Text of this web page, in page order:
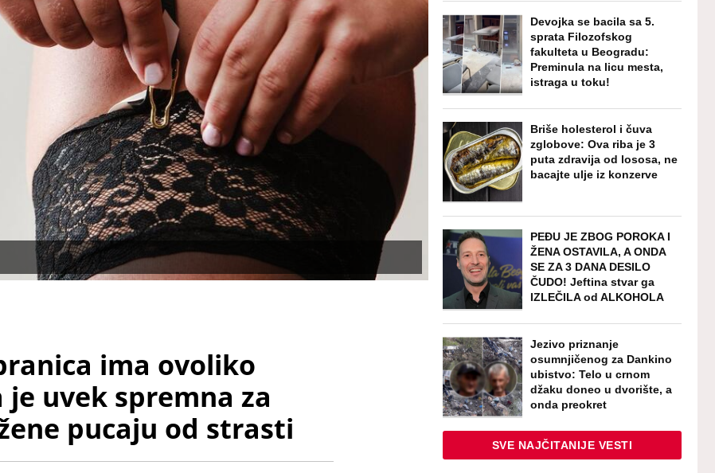
ima ovoliko
uvek spremna za
pucaju od strasti
Devojka se bacila sa 5.
sprata Filozofskog
fakulteta u Beogradu:
Preminula na licu mesta,
istraga u toku!
Briše holesterol i čuva
zglobove: Ova riba je 3
puta zdravija od lososa, ne
bacajte ulje iz konzerve
PEĐU JE ZBOG POROKA I
ŽENA OSTAVILA, A ONDA
SE ZA 3 DANA DESILO
ČUDO! Jeftina stvar ga
IZLEČILA od ALKOHOLA
Jezivo priznanje
osumnjičenog za Dankino
ubistvo: Telo u crnom
džaku doneo u dvorište, a
onda preokret
SVE NAJČITANIJE VESTI